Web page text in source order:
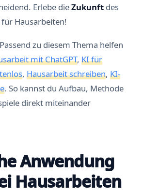
Erlebe dieZukunft des
Hausarbeiten!
Passend zu diesem Thema helfen
mit ChatGPT, KI für
, Hausarbeit schreiben, KI-
. So kannst du Aufbau, Methode
direkt miteinander
Anwendung
Hausarbeiten